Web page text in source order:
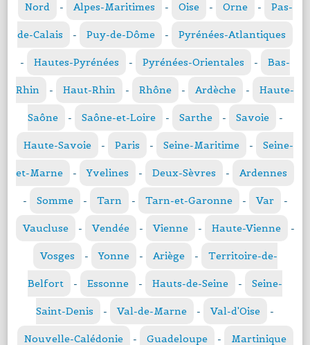
Nord - Alpes-Maritimes - Oise - Orne - Pas-
de-Calais - Puy-de-Dôme - Pyrénées-Atlantiques
- Hautes-Pyrénées - Pyrénées-Orientales - Bas-
Rhin - Haut-Rhin - Rhône - Ardèche - Haute-
Saône - Saône-et-Loire - Sarthe - Savoie -
Haute-Savoie - Paris - Seine-Maritime - Seine-
et-Marne - Yvelines - Deux-Sèvres - Ardennes
- Somme - Tarn - Tarn-et-Garonne - Var -
Vaucluse - Vendée - Vienne - Haute-Vienne -
Vosges - Yonne - Ariège - Territoire-de-
Belfort - Essonne - Hauts-de-Seine - Seine-
Saint-Denis - Val-de-Marne - Val-d'Oise -
Nouvelle-Calédonie - Guadeloupe - Martinique